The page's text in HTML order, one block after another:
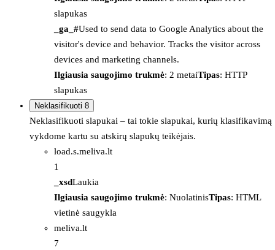
slapukas
_ga_#Used to send data to Google Analytics about the
visitor's device and behavior. Tracks the visitor across
devices and marketing channels.
Ilgiausia saugojimo trukmė: 2 metaiTipas: HTTP
slapukas
Neklasifikuoti 8
Neklasifikuoti slapukai – tai tokie slapukai, kurių klasifikavimą
vykdome kartu su atskirų slapukų teikėjais.
load.s.meliva.lt
1
_xsdLaukia
Ilgiausia saugojimo trukmė: NuolatinisTipas: HTML
vietinė saugykla
meliva.lt
7